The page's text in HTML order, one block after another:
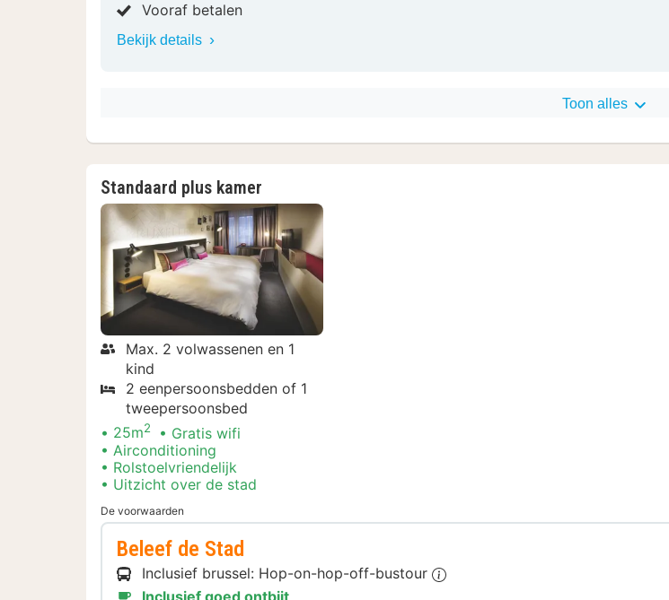
Vooraf betalen
Bekijk details
Toon alles
Standaard plus kamer
Max. 2 volwassenen en 1
kind
2 eenpersoonsbedden of 1
tweepersoonsbed
25m2
Gratis wifi
Airconditioning
Rolstoelvriendelijk
Uitzicht over de stad
De voorwaarden
Beleef de Stad
Inclusief brussel: Hop-on-hop-off-bustour
Inclusief goed ontbijt